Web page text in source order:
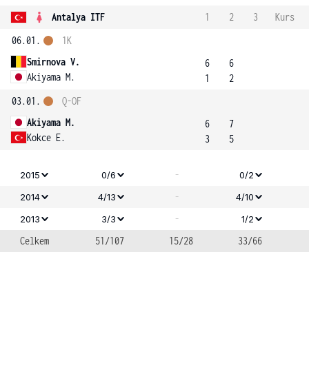
Antalya ITF 1 2 3
Kurs
06.01.
Smirnova V.
Akiyama M.
1K
6
1
6
2
03.01.
Akiyama M.
Kokce E.
Q-OF
6
3
7
5
2015 0/6 -
0/2
2014
4/13 -
4/10
2013
3/3 - 1/2
Celkem 51/107 15/28 33/66